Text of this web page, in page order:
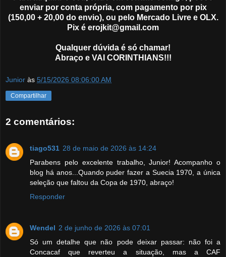
enviar por conta própria, com pagamento por pix
(150,00 + 20,00 do envio), ou pelo Mercado Livre e OLX.
Pix é erojkit@gmail.com
Qualquer dúvida é só chamar!
Abraço e VAI CORINTHIANS!!!
Junior às 5/15/2026 08:06:00 AM
Compartilhar
2 comentários:
tiago531 28 de maio de 2026 às 14:24
Parabens pelo excelente trabalho, Junior! Acompanho o
blog há anos...Quando puder fazer a Suecia 1970, a única
seleção que faltou da Copa de 1970, abraço!
Responder
Wendel 2 de junho de 2026 às 07:01
Só um detalhe que não pode deixar passar: não foi a
Concacaf que reverteu a situação, mas a CAF